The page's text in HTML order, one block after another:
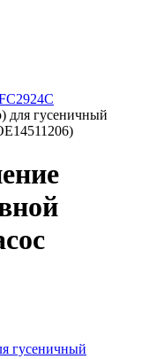
для гусеничный